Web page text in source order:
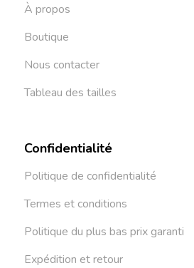
À propos
Boutique
Nous contacter
Tableau des tailles
Confidentialité
Politique de confidentialité
Termes et conditions
Politique du plus bas prix garanti
Expédition et retour